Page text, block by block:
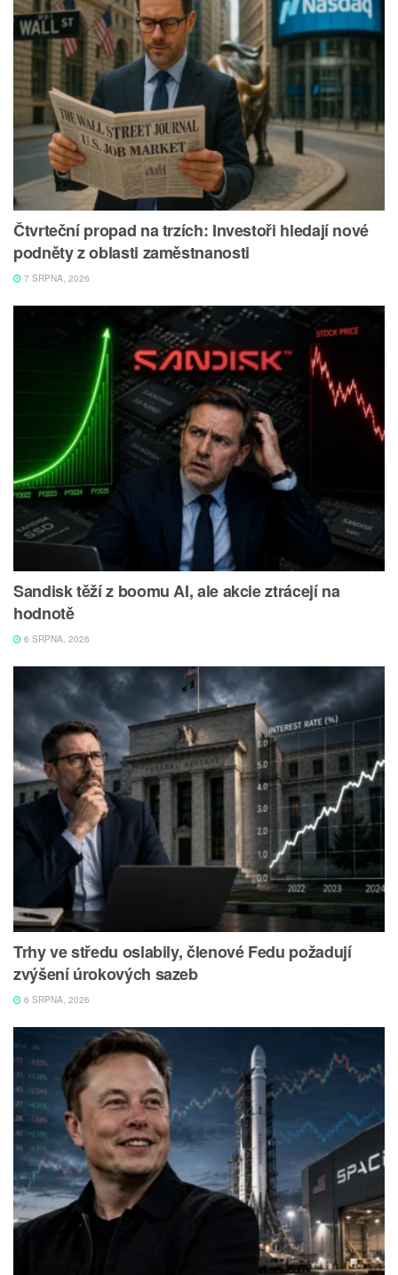
Čtvrteční propad na trzích: Investoři hledají nové
podněty z oblasti zaměstnanosti
7 SRPNA, 2026
Sandisk těží z boomu AI, ale akcie ztrácejí na
hodnotě
6 SRPNA, 2026
Trhy ve středu oslabily, členové Fedu požadují
zvýšení úrokových sazeb
6 SRPNA, 2026